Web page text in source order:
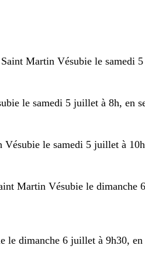
Martin Vésubie le samedi
le samedi 5 juillet à 8h, en
le samedi 5 juillet à
Martin Vésubie le dimanche
dimanche 6 juillet à 9h30, en